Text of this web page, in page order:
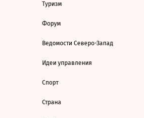
Туризм
Форум
Ведомости Северо-Запад
Идеи управления
Спорт
Страна